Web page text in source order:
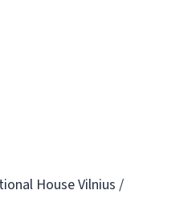
House Vilnius /